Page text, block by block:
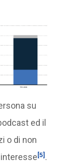
su
ed il
o di non
[5] .